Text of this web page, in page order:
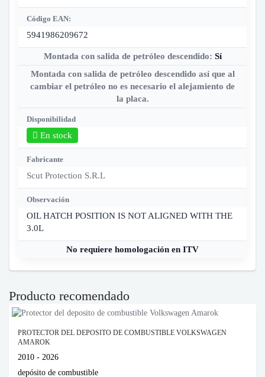
Código EAN:
5941986209672
Montada con salida de petróleo descendido: Sí
Montada con salida de petróleo descendido así que al
cambiar el petróleo no es necesario el alejamiento de
la placa.
Disponibilidad
En stock
Fabricante
Scut Protection S.R.L
Observación
OIL HATCH POSITION IS NOT ALIGNED WITH THE
3.0L
No requiere homologación en ITV
Producto recomendado
PROTECTOR DEL DEPOSITO DE COMBUSTIBLE VOLKSWAGEN
AMAROK
2010 - 2026
depósito de combustible